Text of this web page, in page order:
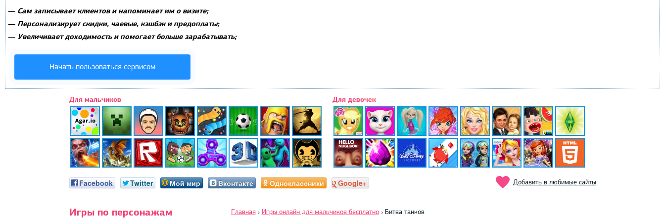
— Сам записывает клиентов и напоминает им о визите;
— Персонализирует скидки, чаевые, кэшбэк и предоплаты;
— Увеличивает доходимость и помогает больше зарабатывать;
Начать пользоваться сервисом
Для мальчиков Для девочек
Facebook Twitter Мой мир Вконтакте Одноклассники Google+ Добавить в любимые сайты
Игры по персонажам Главная › Игры онлайн для мальчиков бесплатно › Битва танков